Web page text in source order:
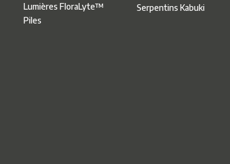
Lumières FloraLyte™
Piles
Serpentins Kabuki